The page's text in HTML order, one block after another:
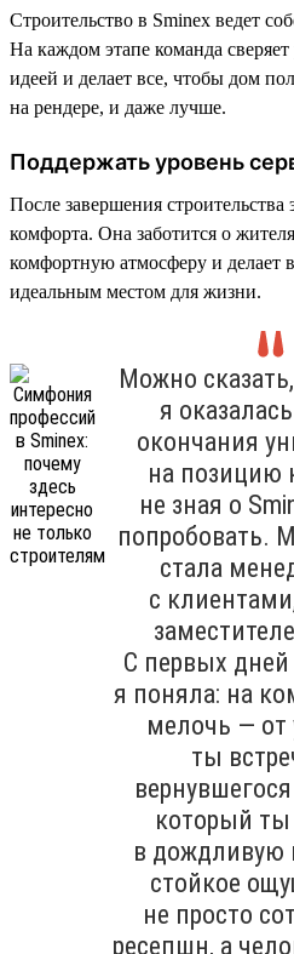
Строительство в Sminex ведет
На каждом этапе команда сверяет
идеей и делает все, чтобы дом
на рендере, и даже лучше.
Поддержать уровень
После завершения
комфорта. Она заботится о
комфортную атмосферу и делает
идеальным местом для жизни.
Можно
я
окончания
на позицию
не зная о
попробовать.
стала
с
С первых
я поняла: на
мелочь — от
ты
который
в дождливую
стойкое
не просто
ресепшн, а